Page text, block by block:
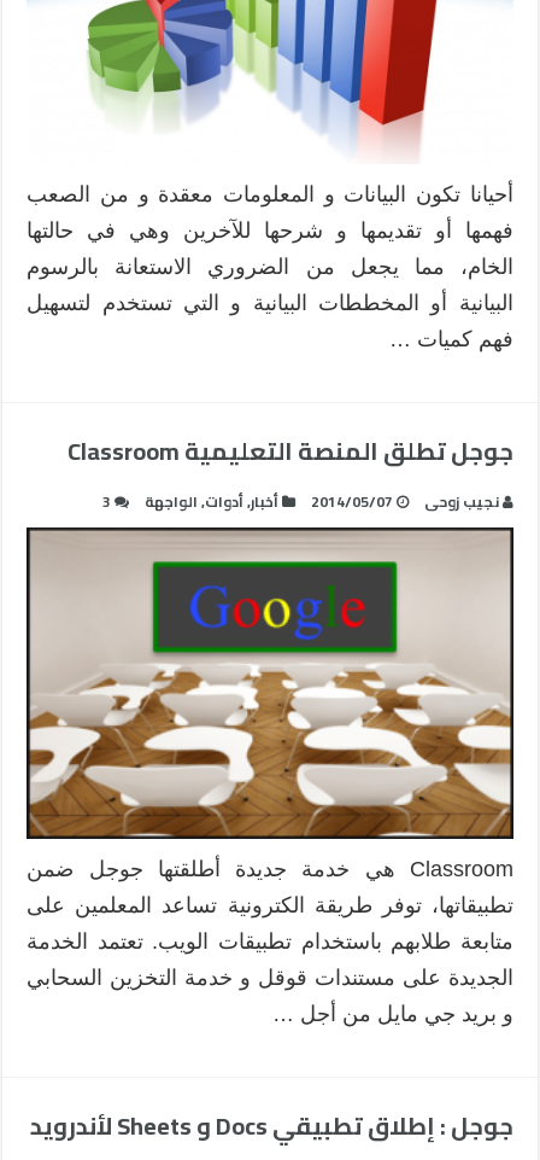
أحيانا تكون البيانات و المعلومات معقدة و من الصعب
فهمها أو تقديمها و شرحها للآخرين وهي في حالتها
الخام، مما يجعل من الضروري الاستعانة بالرسوم
البيانية أو المخططات البيانية و التي تستخدم لتسهيل
فهم كميات …
جوجل تطلق المنصة التعليمية Classroom
نجيب زوحى 2014/05/07 أخبار,أدوات,الواجهة 3
Classroom هي خدمة جديدة أطلقتها جوجل ضمن
تطبيقاتها، توفر طريقة الكترونية تساعد المعلمين على
متابعة طلابهم باستخدام تطبيقات الويب. تعتمد الخدمة
الجديدة على مستندات قوقل و خدمة التخزين السحابي
و بريد جي مايل من أجل …
جوجل : إطلاق تطبيقي Docs و Sheets لأندرويد